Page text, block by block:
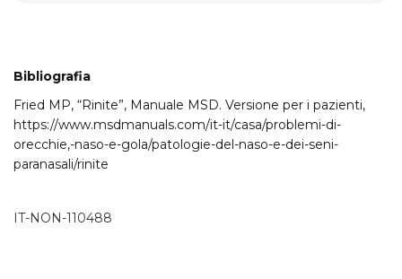
Accanto a virus come
quelli del raffreddore, alle
Bibliografia
Fried MP, “Rinite”, Manuale MSD. Versione per i pazienti,
https://www.msdmanuals.com/it-it/casa/problemi-di-
orecchie,-naso-e-gola/patologie-del-naso-e-dei-seni-
paranasali/rinite
IT-NON-110488